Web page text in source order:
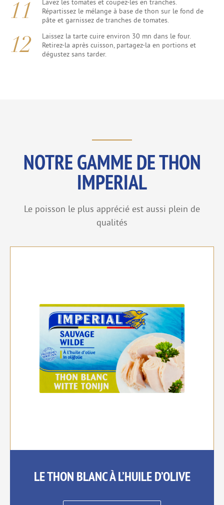
Lavez les tomates et coupez-les en tranches.
Répartissez le mélange à base de thon sur le fond de
pâte et garnissez de tranches de tomates.
Laissez la tarte cuire environ 30 mn dans le four.
Retirez-la après cuisson, partagez-la en portions et
dégustez sans tarder.
NOTRE GAMME DE THON
IMPERIAL
Le poisson le plus apprécié est aussi plein de
qualités
LE THON BLANC À L’HUILE D’OLIVE